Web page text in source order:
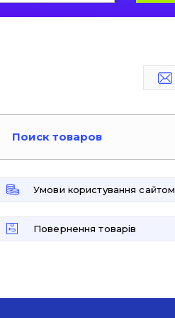
Умови користування сайтом
Повернення товарів